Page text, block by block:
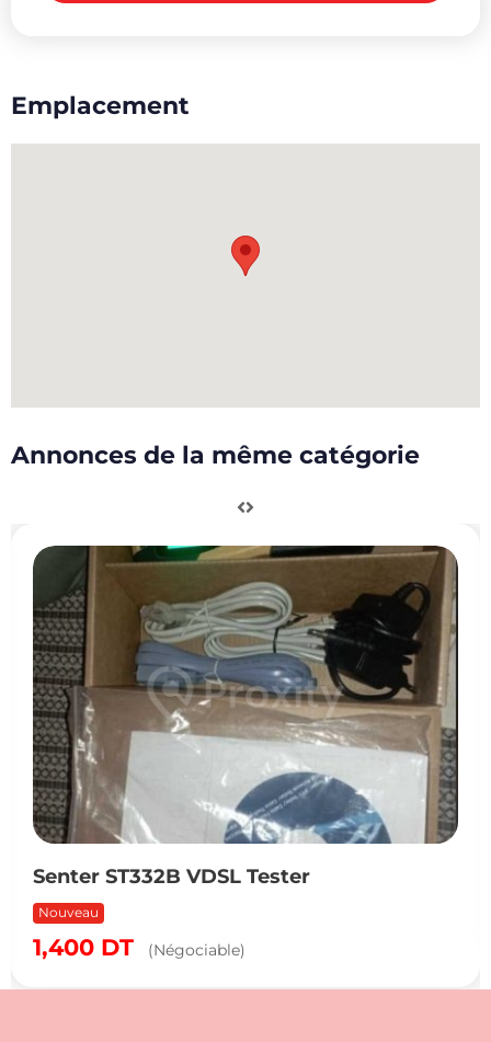
Emplacement
Annonces de la même catégorie
Senter ST332B VDSL Tester
Nouveau
1,400 DT (Négociable)